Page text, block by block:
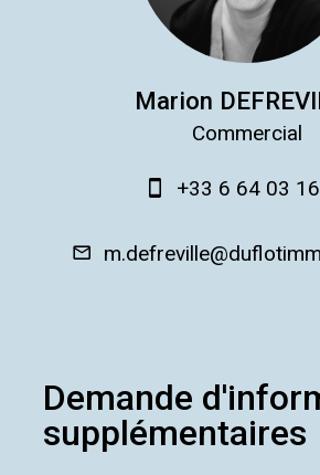
Marion
Commercial
+33 6 64 03
Demande
supplémentaires